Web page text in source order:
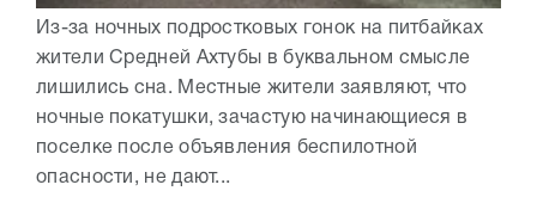
Из-за ночных подростковых гонок на питбайках
жители Средней Ахтубы в буквальном смысле
лишились сна. Местные жители заявляют, что
ночные покатушки, зачастую начинающиеся в
поселке после объявления беспилотной
опасности, не дают...